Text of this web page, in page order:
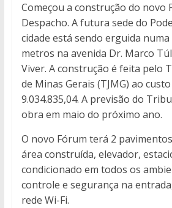
Começou a construção do novo
Despacho. A futura sede do
cidade está sendo erguida numa
metros na avenida Dr. Marco
Viver. A construção é feita pelo
de Minas Gerais (TJMG) ao custo
9.034.835,04. A previsão do
obra em maio do próximo ano.
O novo Fórum terá 2
área construída, elevador,
condicionado em todos os
controle e segurança na
rede Wi-Fi.